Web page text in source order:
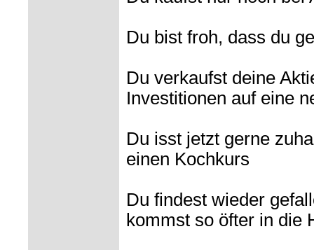
Du bist froh, dass du
Du verkaufst deine
Investitionen auf eine
Du isst jetzt gerne
einen Kochkurs
Du findest wieder
kommst so öfter in die